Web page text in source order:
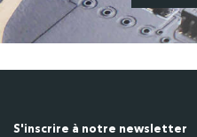
S'inscrire à notre newsletter